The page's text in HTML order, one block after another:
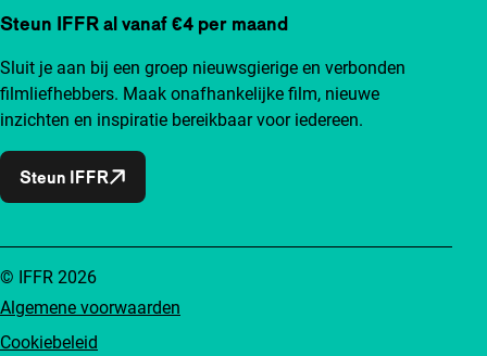
Steun IFFR al vanaf €4 per maand
Sluit je aan bij een groep nieuwsgierige en verbonden
filmliefhebbers. Maak onafhankelijke film, nieuwe
inzichten en inspiratie bereikbaar voor iedereen.
Steun IFFR
Algemene voorwaarden
Cookiebeleid
© IFFR 2026